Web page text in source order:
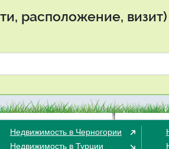
расположение, визит)
Недвижимость в Черногории
Недвижимость в Турции